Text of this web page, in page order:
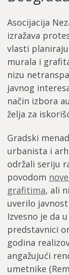
Asocijacija
izražava
vlasti
murala i
nizu
javnog
način izbora
želja za
Gradski
urbanista i
održali seriju
povodom
grafitima, ali
uverilo
Izvesno je da
predstavnici
godina
angažujući
umetnike